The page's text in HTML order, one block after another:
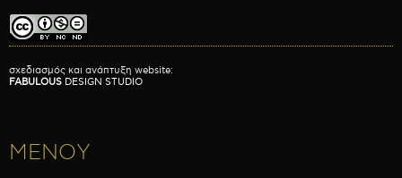
σχεδιασμός και ανάπτυξη website:
FABULOUS DESIGN STUDIO
ΜΕΝΟΥ